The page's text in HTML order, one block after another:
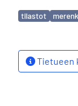
Avainsanat
tilastot
Tietueen